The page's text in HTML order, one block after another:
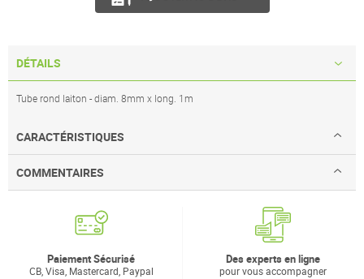
DÉTAILS
Tube rond laiton - diam. 8mm x long. 1m
CARACTÉRISTIQUES
COMMENTAIRES
Paiement Sécurisé
CB, Visa, Mastercard, Paypal
Des experts en ligne
pour vous accompagner